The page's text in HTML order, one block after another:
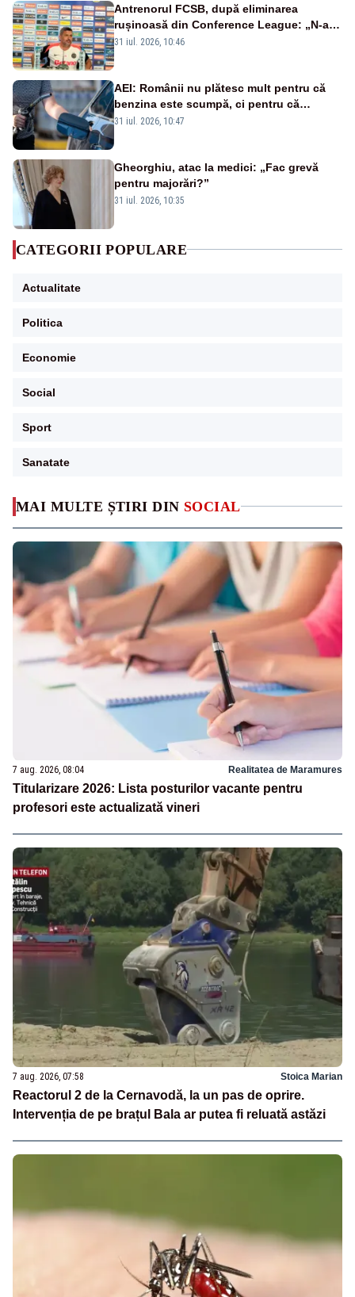
MAI MULTE ȘTIRI DIN SOCIAL
7 aug. 2026, 08:04 Realitatea de Maramures
Titularizare 2026: Lista posturilor vacante pentru
profesori este actualizată vineri
7 aug. 2026, 07:58 Stoica Marian
Reactorul 2 de la Cernavodă, la un pas de oprire.
Intervenția de pe brațul Bala ar putea fi reluată astăzi
Antrenorul FCSB, după eliminarea
rușinoasă din Conference League: „N-ai
cum să nu scoți în evidență și lucrurile
31 iul. 2026, 10:46
AEI: Românii nu plătesc mult pentru că
benzina este scumpă, ci pentru că
benzina ieftină e taxată scump
31 iul. 2026, 10:47
Gheorghiu, atac la medici: „Fac grevă
pentru majorări?”
31 iul. 2026, 10:35
CATEGORII POPULARE
Actualitate
Politica
Economie
Social
Sport
Sanatate